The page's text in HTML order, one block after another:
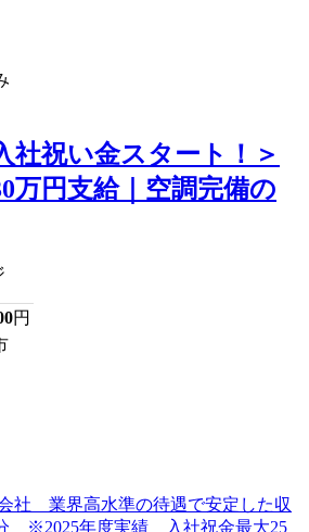
社祝い金スタート！＞
万円支給｜空調完備の
円